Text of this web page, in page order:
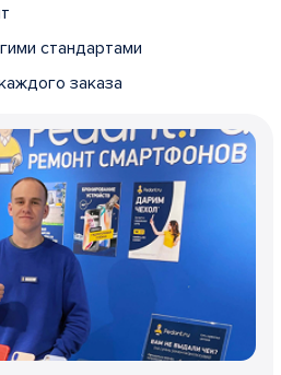
стандартами
заказа